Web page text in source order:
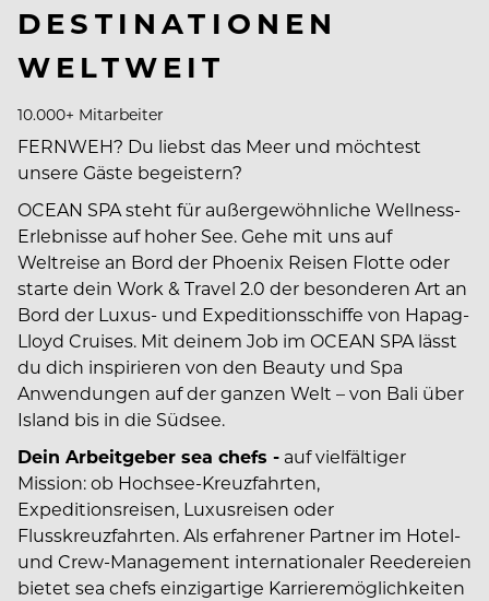
DESTINATIONEN
WELTWEIT
10.000+ Mitarbeiter
FERNWEH? Du liebst das Meer und möchtest
unsere Gäste begeistern?
OCEAN SPA steht für außergewöhnliche Wellness-
Erlebnisse auf hoher See. Gehe mit uns auf
Weltreise an Bord der Phoenix Reisen Flotte oder
starte dein Work & Travel 2.0 der besonderen Art an
Bord der Luxus- und Expeditionsschiffe von Hapag-
Lloyd Cruises. Mit deinem Job im OCEAN SPA lässt
du dich inspirieren von den Beauty und Spa
Anwendungen auf der ganzen Welt – von Bali über
Island bis in die Südsee.
Dein Arbeitgeber sea chefs - auf vielfältiger
Mission: ob Hochsee-Kreuzfahrten,
Expeditionsreisen, Luxusreisen oder
Flusskreuzfahrten. Als erfahrener Partner im Hotel-
und Crew-Management internationaler Reedereien
bietet sea chefs einzigartige Karrieremöglichkeiten